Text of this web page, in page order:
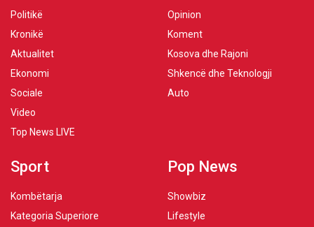
Politikë
Kronikë
Aktualitet
Ekonomi
Sociale
Video
Top News LIVE
Opinion
Koment
Kosova dhe Rajoni
Shkencë dhe Teknologji
Auto
Sport
Kombëtarja
Kategoria Superiore
Pop News
Showbiz
Lifestyle